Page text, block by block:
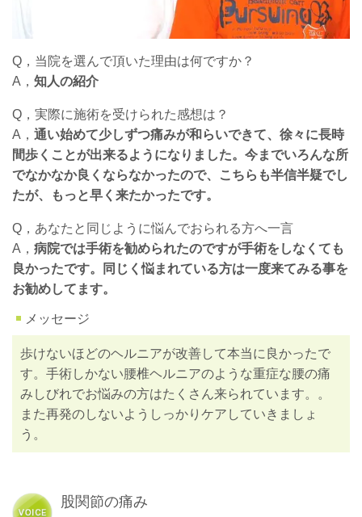
Q，当院を選んで頂いた理由は何ですか？
A， 知人の紹介
Q，実際に施術を受けられた感想は？
A， 通い始めて少しずつ痛みが和らいできて、徐々に長時
間歩くことが出来るようになりました。今までいろんな所
でなかなか良くならなかったので、こちらも半信半疑でし
たが、もっと早く来たかったです。
Q，あなたと同じように悩んでおられる方へ一言
A， 病院では手術を勧められたのですが手術をしなくても
良かったです。同じく悩まれている方は一度来てみる事を
お勧めしてます。
メッセージ
歩けないほどのヘルニアが改善して本当に良かったで
す。手術しかない腰椎ヘルニアのような重症な腰の痛
みしびれでお悩みの方はたくさん来られています。。
また再発のしないようしっかりケアしていきましょ
う。
股関節の痛み